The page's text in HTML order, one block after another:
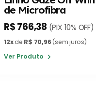
de Microfibra
R$ 766,38 (PIX 10% OFF)
12xde R$ 70,96 (sem juros)
Ver Produto